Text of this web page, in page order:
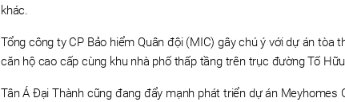
khác.
Tổng công ty CP Bảo hiểm Quân đội (MIC) gây chú ý với dự án tòa
căn hộ cao cấp cùng khu nhà phố thấp tầng trên trục đường Tố
Tân Á Đại Thành cũng đang đẩy mạnh phát triển dự án Meyhomes